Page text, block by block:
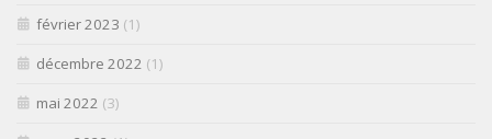
février 2023 (1)
décembre 2022 (1)
mai 2022 (3)